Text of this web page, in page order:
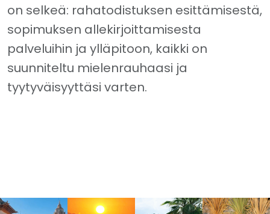
on selkeä: rahatodistuksen esittämisestä,
sopimuksen allekirjoittamisesta
palveluihin ja ylläpitoon, kaikki on
suunniteltu mielenrauhaasi ja
tyytyväisyyttäsi varten.